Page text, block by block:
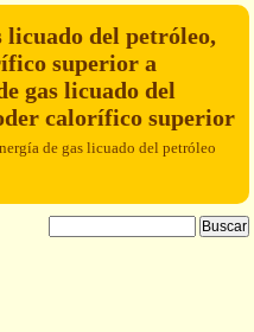
licuado del petróleo,
superior a
gas licuado del
calorífico superior
de gas licuado del petróleo